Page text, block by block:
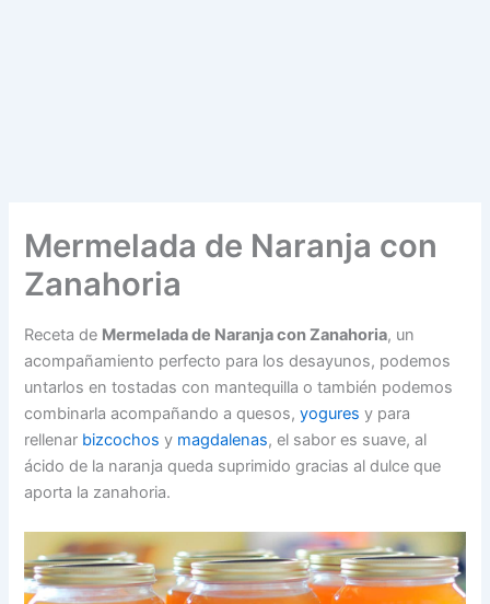
Mermelada de Naranja con
Zanahoria
Receta de Mermelada de Naranja con Zanahoria, un
acompañamiento perfecto para los desayunos, podemos
untarlos en tostadas con mantequilla o también podemos
combinarla acompañando a quesos,yogures y para
rellenar bizcochos y magdalenas, el sabor es suave, al
ácido de la naranja queda suprimido gracias al dulce que
aporta la zanahoria.